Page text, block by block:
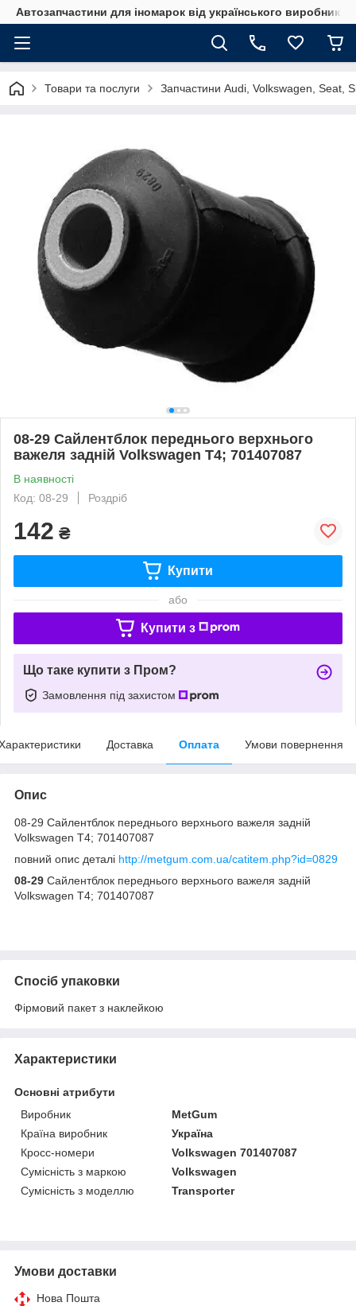
Автозапчастини для іномарок від українського виробника
Товари та послуги Запчастини Audi, Volkswagen, Seat,
08-29 Сайлентблок переднього верхнього
важеля задній Volkswagen T4; 701407087
В наявності
Код: 08-29
Роздріб
142 ₴
Купити
або
Купити з
Що таке купити з Пром?
Замовлення під захистом
Доставка Оплата Умови повернення
Опис
08-29 Сайлентблок переднього верхнього важеля задній
Volkswagen T4; 701407087
повний опис деталі http://metgum.com.ua/catitem.php?id=0829
08-29 Сайлентблок переднього верхнього важеля задній
Volkswagen T4; 701407087
Спосіб упаковки
Фірмовий пакет з наклейкою
Характеристики
Основні атрибути
Виробник
MetGum
Країна виробник
Україна
Кросс-номери
Volkswagen 701407087
Сумісність з маркою
Volkswagen
Сумісність з моделлю
Transporter
Умови доставки
Нова Пошта